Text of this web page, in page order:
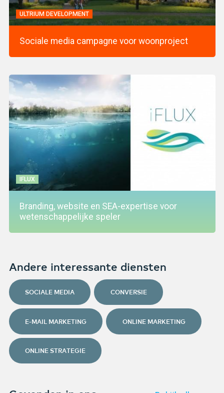
ULTRIUM DEVELOPMENT
Sociale media campagne voor woonproject
IFLUX
Branding, website en SEA-expertise voor
wetenschappelijke speler
Andere interessante diensten
SOCIALE MEDIA CONVERSIE
E-MAIL MARKETING ONLINE MARKETING
ONLINE STRATEGIE